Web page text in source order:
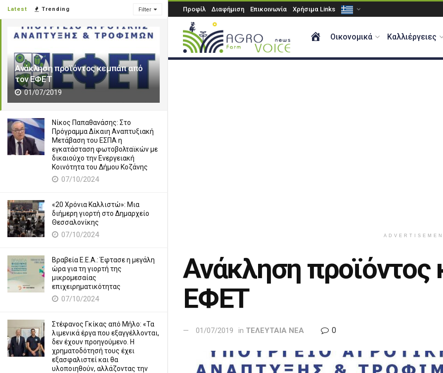
Latest Trending Filter
Ανάκληση προϊόντος κεμπάπ από
τον ΕΦΕΤ
01/07/2019
Νίκος Παπαθανάσης: Στο
Πρόγραμμα Δίκαιη Αναπτυξιακή
Μετάβαση του ΕΣΠΑ η
εγκατάσταση φωτοβολταϊκών με
δικαιούχο την Ενεργειακή
Κοινότητα του Δήμου Κοζάνης
07/10/2024
«20 Χρόνια Καλλιστώ»: Μια
διήμερη γιορτή στο Δημαρχείο
Θεσσαλονίκης
07/10/2024
Βραβεία Ε.Ε.Α.: Έφτασε η μεγάλη
ώρα για τη γιορτή της
μικρομεσαίας
επιχειρηματικότητας
07/10/2024
Στέφανος Γκίκας από Μήλο: «Τα
λιμενικά έργα που εξαγγέλλονται,
δεν έχουν προηγούμενο. Η
χρηματοδότησή τους έχει
εξασφαλιστεί και θα
υλοποιηθούν, αλλάζοντας την
Προφίλ Διαφήμιση Επικοινωνία Χρήσιμα Links
ΑΡΧΙΚΗ
Οικονομικά Καλλιέργειες
Ανάκληση
ΕΦΕΤ
01/07/2019 in ΤΕΛΕΥΤΑΙΑ ΝΕΑ 0